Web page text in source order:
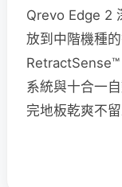
Qrevo Edge 2
放到中階機種
RetractSense™
系統與十合一
完地板乾爽不